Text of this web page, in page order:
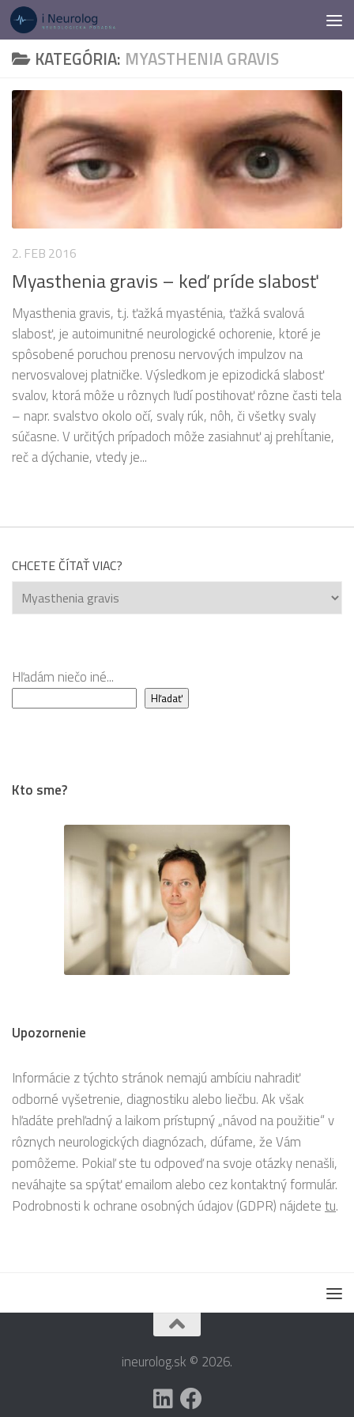
Preskočiť na obsah
KATEGÓRIA: MYASTHENIA GRAVIS
2. FEB 2016
Myasthenia gravis – keď príde slabosť
Myasthenia gravis, t.j. ťažká myasténia, ťažká svalová
slabosť, je autoimunitné neurologické ochorenie, ktoré je
spôsobené poruchou prenosu nervových impulzov na
nervosvalovej platničke. Výsledkom je epizodická slabosť
svalov, ktorá môže u rôznych ľudí postihovať rôzne časti tela
– napr. svalstvo okolo očí, svaly rúk, nôh, či všetky svaly
súčasne. V určitých prípadoch môže zasiahnuť aj prehĺtanie,
reč a dýchanie, vtedy je...
CHCETE ČÍTAŤ VIAC?
Chcete
čítať
Hľadám niečo iné...
Hľadať
Kto sme?
Upozornenie
Informácie z týchto stránok nemajú ambíciu nahradiť
odborné vyšetrenie, diagnostiku alebo liečbu. Ak však
hľadáte prehľadný a laikom prístupný „návod na použitie“ v
rôznych neurologických diagnózach, dúfame, že Vám
pomôžeme. Pokiaľ ste tu odpoveď na svoje otázky nenašli,
neváhajte sa spýtať emailom alebo cez kontaktný formulár.
Podrobnosti k ochrane osobných údajov (GDPR) nájdetetu.
ineurolog.sk © 2026.